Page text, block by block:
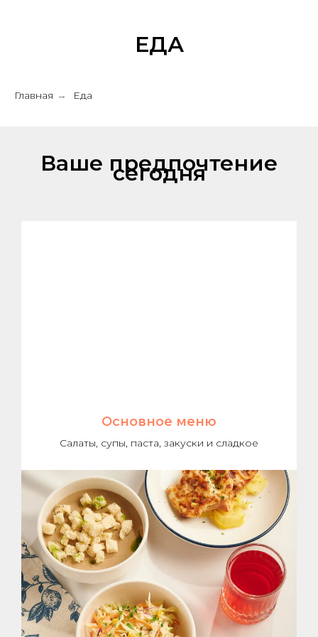
ЕДА
Главная → Еда
Ваше предпочтение
сегодня
Основное меню
Салаты, супы, паста, закуски и сладкое